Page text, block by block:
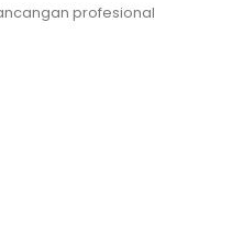
profesional